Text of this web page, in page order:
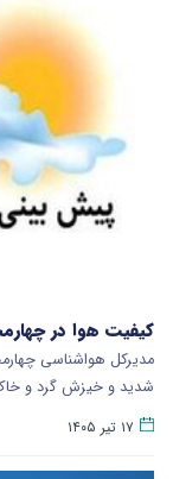
کیفیت هوا در
مدیرکل هواشناسی
شدید و خیزش گرد و
۱۷ تیر ۱۴۰۵